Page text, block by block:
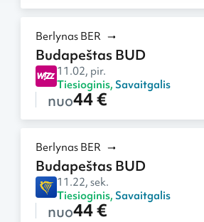
Berlynas BER
Budapeštas BUD
11.02, pir.
Tiesioginis, Savaitgalis
nuo44 €
Berlynas BER
Budapeštas BUD
11.22, sek.
Tiesioginis, Savaitgalis
nuo44 €